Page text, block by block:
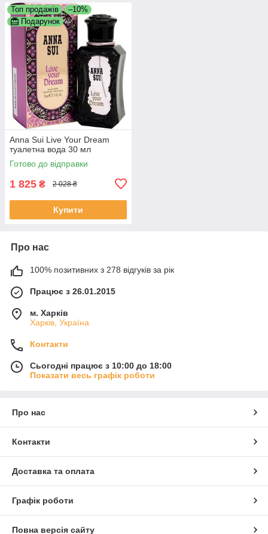
Топ продажів
–10%
Подарунок
Anna Sui Live Your Dream
туалетна вода 30 мл
Готово до відправки
1 825 ₴ 2 028 ₴
Купити
Про нас
100% позитивних з 278 відгуків за рік
Працює з 26.01.2015
м. Харків
Харків, Україна
Контакти
Сьогодні працює з 10:00 до 18:00
Показати весь графік роботи
Про нас
Контакти
Доставка та оплата
Графік роботи
Повна версія сайту